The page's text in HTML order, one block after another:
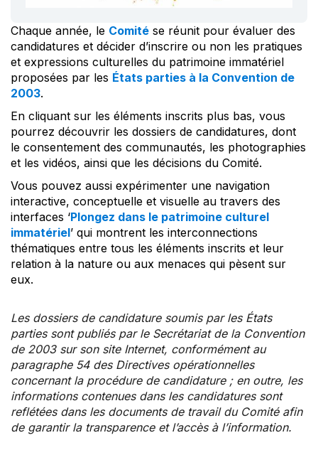
Chaque année, le Comité se réunit pour évaluer des
candidatures et décider d’inscrire ou non les pratiques
et expressions culturelles du patrimoine immatériel
proposées par les États parties à la Convention de
2003.
En cliquant sur les éléments inscrits plus bas, vous
pourrez découvrir les dossiers de candidatures, dont
le consentement des communautés, les photographies
et les vidéos, ainsi que les décisions du Comité.
Vous pouvez aussi expérimenter une navigation
interactive, conceptuelle et visuelle au travers des
interfaces ‘Plongez dans le patrimoine culturel
immatériel’ qui montrent les interconnections
thématiques entre tous les éléments inscrits et leur
relation à la nature ou aux menaces qui pèsent sur
eux.
Les dossiers de candidature soumis par les États
parties sont publiés par le Secrétariat de la Convention
de 2003 sur son site Internet, conformément au
paragraphe 54 des Directives opérationnelles
concernant la procédure de candidature ; en outre, les
informations contenues dans les candidatures sont
reflétées dans les documents de travail du Comité afin
de garantir la transparence et l’accès à l’information.